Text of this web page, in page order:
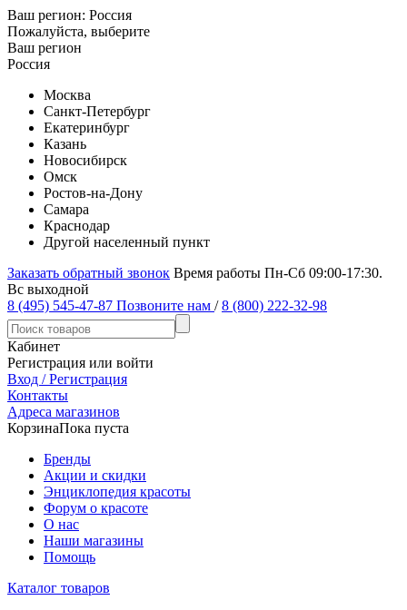
Ваш регион: Россия
Пожалуйста, выберите
Ваш регион
Россия
Москва
Санкт-Петербург
Екатеринбург
Казань
Новосибирск
Омск
Ростов-на-Дону
Самара
Краснодар
Другой населенный пункт
Заказать обратный звонок Время работы Пн-Сб 09:00-17:30.
Вс выходной
8 (495) 545-47-87 Позвоните нам / 8 (800) 222-32-98
Кабинет
Регистрация или войти
Вход / Регистрация
Контакты
Адреса магазинов
КорзинаПока пуста
Бренды
Акции и скидки
Энциклопедия красоты
Форум о красоте
О нас
Наши магазины
Помощь
Каталог товаров